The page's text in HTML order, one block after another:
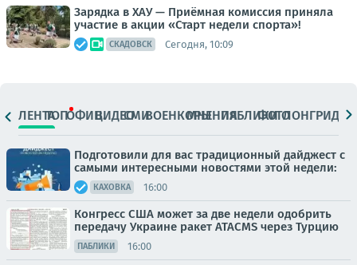
Зарядка в ХАУ — Приёмная комиссия приняла
участие в акции «Старт недели спорта»!
СКАДОВСК Сегодня, 10:09
ЛЕНТАТОПОФИЦ.ВИДЕОСМИВОЕНКОРЫМНЕНИЯПАБЛИКИ
ФОТОЛОНГРИДЫ
Подготовили для вас традиционный дайджест с
самыми интересными новостями этой недели:
КАХОВКА 16:00
Конгресс США может за две недели одобрить
передачу Украине ракет ATACMS через Турцию
ПАБЛИКИ 16:00